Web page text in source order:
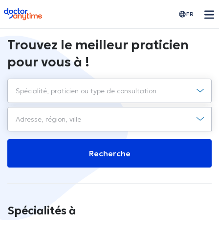
doctoranytime FR
Trouvez le meilleur praticien
pour vous à !
Recherche
Spécialités à